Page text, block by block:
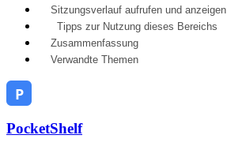
Sitzungsverlauf aufrufen und anzeigen
Tipps zur Nutzung dieses Bereichs
Zusammenfassung
Verwandte Themen
PocketShelf